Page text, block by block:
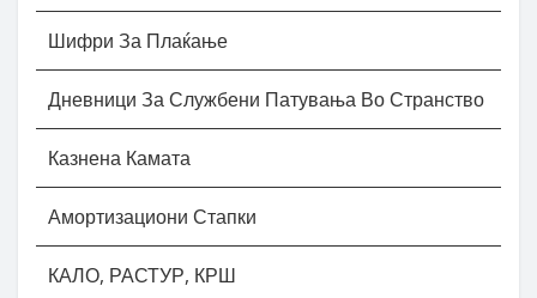
Шифри За Плаќање
Дневници За Службени Патувања Во Странство
Казнена Камата
Амортизациони Стапки
КАЛО, РАСТУР, КРШ